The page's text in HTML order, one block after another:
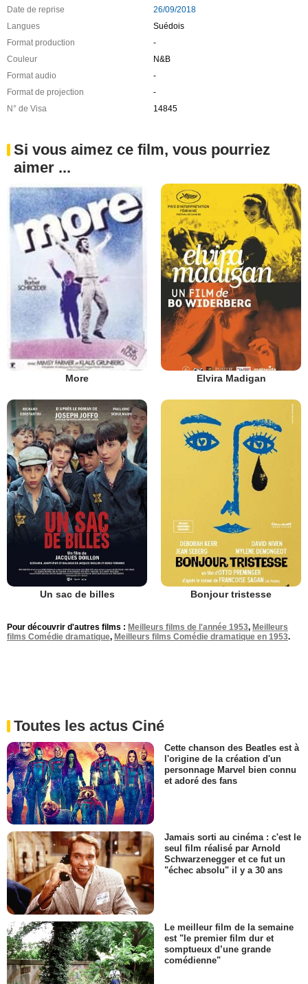
Date de reprise
26/09/2018
Langues
Suédois
Format production
-
Couleur
N&B
Format audio
-
Format de projection
-
N° de Visa
14845
Si vous aimez ce film, vous pourriez
aimer ...
More Elvira Madigan
Un sac de billes Bonjour tristesse
Pour découvrir d'autres films : Meilleurs films de l'année 1953, Meilleurs
films Comédie dramatique, Meilleurs films Comédie dramatique en 1953.
Toutes les actus Ciné
Cette chanson des Beatles est à
l'origine de la création d'un
personnage Marvel bien connu
et adoré des fans
Jamais sorti au cinéma : c'est le
seul film réalisé par Arnold
Schwarzenegger et ce fut un
"échec absolu" il y a 30 ans
Le meilleur film de la semaine
est "le premier film dur et
somptueux d’une grande
comédienne"